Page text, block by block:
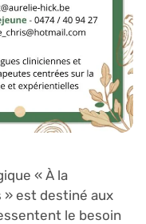
« À la
est destiné aux
le besoin